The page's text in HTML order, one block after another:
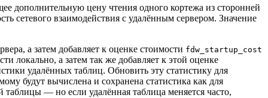
дополнительную цену чтения одного кортежа из сторонней
сетевого взаимодействия с удалённым сервером. Значение
а затем добавляет к оценке стоимости fdw_startup_cost
локально, а затем так же добавляет к этой оценке
удалённых таблиц. Обновить эту статистику для
будут вычислена и сохранена статистика как для
— но если удалённая таблица меняется часто,